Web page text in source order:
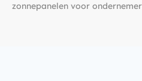
zonnepanelen voor